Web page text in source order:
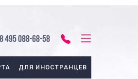
8 495 088-68-58
ДЛЯ ИНОСТРАНЦЕВ